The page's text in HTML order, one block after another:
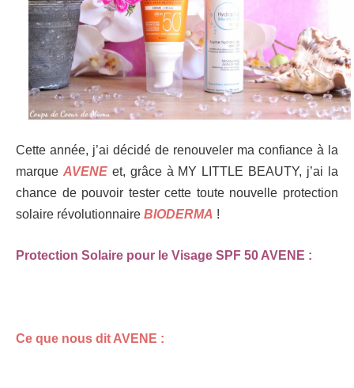
Cette année, j’ai décidé de renouveler ma confiance à la
marque AVENE et, grâce à MY LITTLE BEAUTY, j’ai la
chance de pouvoir tester cette toute nouvelle protection
solaire révolutionnaire BIODERMA !
Protection Solaire pour le Visage SPF 50 AVENE :
Ce que nous dit AVENE :